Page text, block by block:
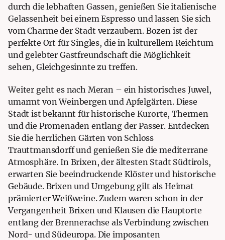
durch die lebhaften Gassen, genießen Sie italienische
Gelassenheit bei einem Espresso und lassen Sie sich
vom Charme der Stadt verzaubern. Bozen ist der
perfekte Ort für Singles, die in kulturellem Reichtum
und gelebter Gastfreundschaft die Möglichkeit
sehen, Gleichgesinnte zu treffen.
Weiter geht es nach Meran – ein historisches Juwel,
umarmt von Weinbergen und Apfelgärten. Diese
Stadt ist bekannt für historische Kurorte, Thermen
und die Promenaden entlang der Passer. Entdecken
Sie die herrlichen Gärten von Schloss
Trauttmansdorff und genießen Sie die mediterrane
Atmosphäre. In Brixen, der ältesten Stadt Südtirols,
erwarten Sie beeindruckende Klöster und historische
Gebäude. Brixen und Umgebung gilt als Heimat
prämierter Weißweine. Zudem waren schon in der
Vergangenheit Brixen und Klausen die Hauptorte
entlang der Brennerachse als Verbindung zwischen
Nord- und Südeuropa. Die imposanten